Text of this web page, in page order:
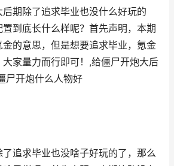
期除了追求毕业也没什么好玩的
到底长什么样呢？首先声明，本期
的意思，但是想要追求毕业，氪金
家量力而行即可！,给僵尸开炮大后
尸开炮什么人物好
追求毕业也没啥子好玩的了，那么